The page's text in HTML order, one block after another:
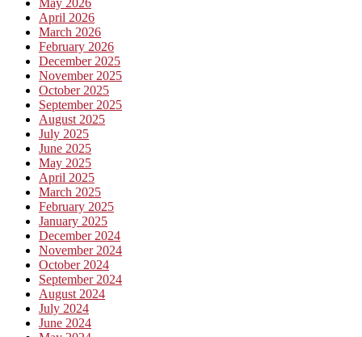
April 2026
March 2026
February 2026
December 2025
November 2025
October 2025
September 2025
August 2025
July 2025
June 2025
May 2025
April 2025
March 2025
February 2025
January 2025
December 2024
November 2024
October 2024
September 2024
August 2024
July 2024
June 2024